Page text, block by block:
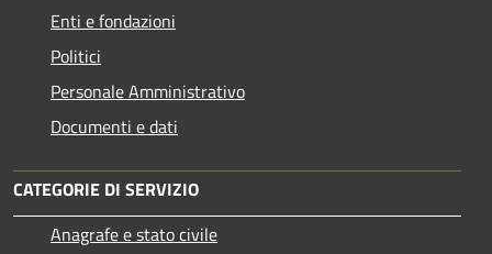
Enti e fondazioni
Politici
Personale Amministrativo
Documenti e dati
CATEGORIE DI SERVIZIO
Anagrafe e stato civile